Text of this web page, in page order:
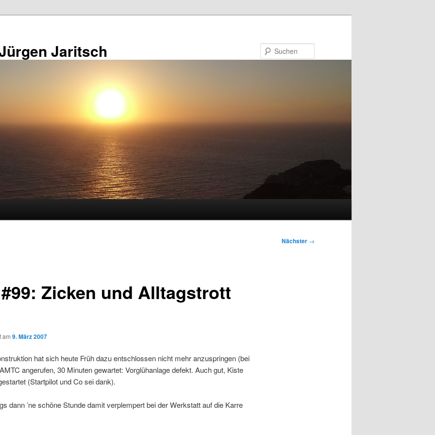
Jaritsch
Nächster →
Zicken und Alltagstrott
am 9. März 2007
hat sich heute Früh dazu entschlossen nicht mehr anzuspringen (bei
angerufen, 30 Minuten gewartet: Vorglühanlage defekt. Auch gut, Kiste
(Startpilot und Co sei dank).
dann ’ne schöne Stunde damit verplempert bei der Werkstatt auf die Karre